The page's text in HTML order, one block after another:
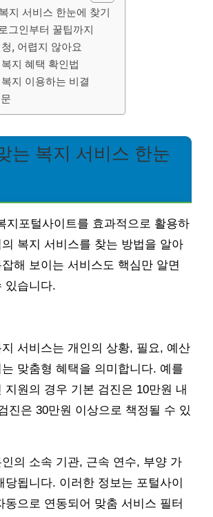
지 서비스 한눈에 찾기
그인부터 꿀팁까지
, 어렵지 않아요
지 혜택 확인법
지 이용하는 비결
는 복지 서비스 한눈
지포털사이트를 효과적으로 활용하
복지 서비스를 찾는 방법을 알아
해 보이는 서비스도 핵심만 알면
있습니다.
서비스는 개인의 상황, 필요, 예산
맞춤형 혜택을 의미합니다. 예를
지원의 경우 기본 검진은 10만원 내
진은 30만원 이상으로 책정될 수 있
의 소속 기관, 근속 연수, 부양 가
당됩니다. 이러한 정보는 포털사이
동으로 연동되어 맞춤 서비스 필터